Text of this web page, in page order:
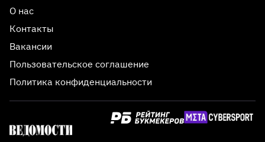
О нас
Контакты
Вакансии
Пользовательское соглашение
Политика конфиденциальности